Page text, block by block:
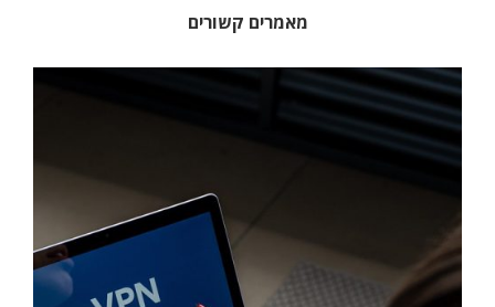
מאמרים קשורים